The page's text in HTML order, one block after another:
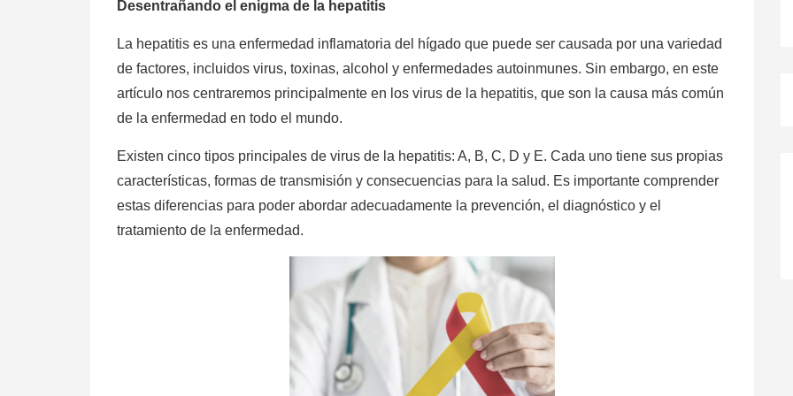
Desentrañando el enigma de la hepatitis
La hepatitis es una enfermedad inflamatoria del hígado que puede ser causada por una variedad
de factores, incluidos virus, toxinas, alcohol y enfermedades autoinmunes. Sin embargo, en este
artículo nos centraremos principalmente en los virus de la hepatitis, que son la causa más común
de la enfermedad en todo el mundo.
Existen cinco tipos principales de virus de la hepatitis: A, B, C, D y E. Cada uno tiene sus propias
características, formas de transmisión y consecuencias para la salud. Es importante comprender
estas diferencias para poder abordar adecuadamente la prevención, el diagnóstico y el
tratamiento de la enfermedad.